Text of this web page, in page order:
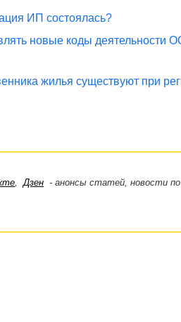
ИП состоялась?
новые коды деятельности
жилья существуют при
,Дзен - анонсы статей, новости